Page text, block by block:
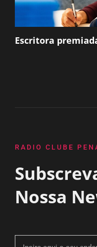
Escritora
RADIO CLUBE
Nossa